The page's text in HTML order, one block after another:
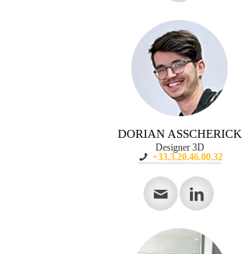
DORIAN ASSCHERICK
Designer 3D
+33.3.20.46.00.32